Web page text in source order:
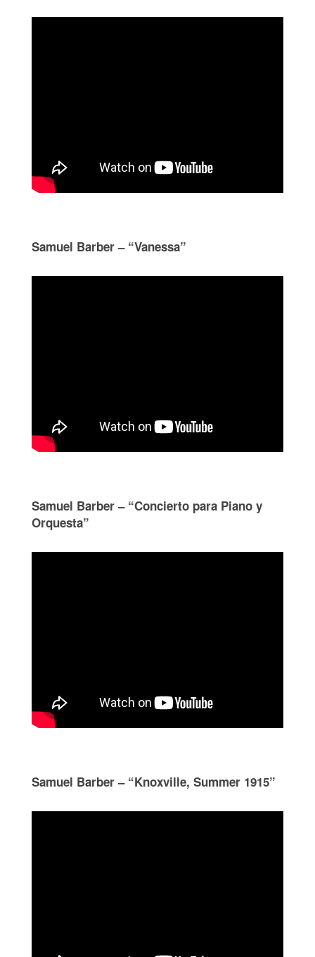
Samuel Barber – “Vanessa”
Samuel Barber – “Concierto para Piano y
Orquesta”
Samuel Barber – “Knoxville, Summer 1915”